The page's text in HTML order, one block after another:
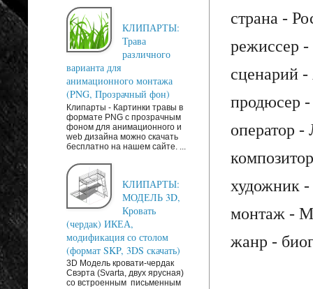
страна -
режиссер -
сценарий -
продюсер -
оператор
художник
монтаж -
жанр -
КЛИПАРТЫ:
Трава
различного
варианта для
анимационного монтажа
(PNG, Прозрачный фон)
Клипарты - Картинки травы в
формате PNG с прозрачным
фоном для анимационного и
web дизайна можно скачать
бесплатно на нашем сайте. ...
КЛИПАРТЫ:
МОДЕЛЬ 3D,
Кровать
(чердак) ИКЕА,
модификация со столом
(формат SKP, 3DS скачать)
3D Модель кровати-чердак
Свэрта (Svarta, двух ярусная)
со встроенным письменным